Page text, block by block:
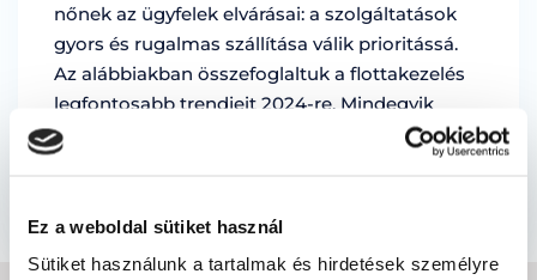
Ez a weboldal sütiket használ
Sütiket használunk a tartalmak és hirdetések személyre
nőnek az ügyfelek elvárásai: a szolgáltatások
gyors és rugalmas szállítása válik prioritássá.
Az alábbiakban összefoglaltuk a flottakezelés
legfontosabb trendjeit 2024-re. Mindegyik
konkrét …